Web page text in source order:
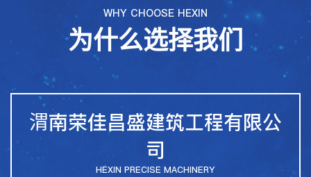
WHY CHOOSE HEXIN
为什么选择我们
渭南荣佳昌盛建筑工程有限公
司
HEXIN PRECISE MACHINERY